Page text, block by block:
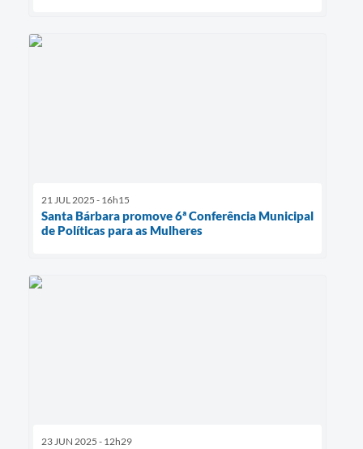
21 JUL 2025 - 16h15
Santa Bárbara promove 6ª Conferência Municipal
de Políticas para as Mulheres
23 JUN 2025 - 12h29